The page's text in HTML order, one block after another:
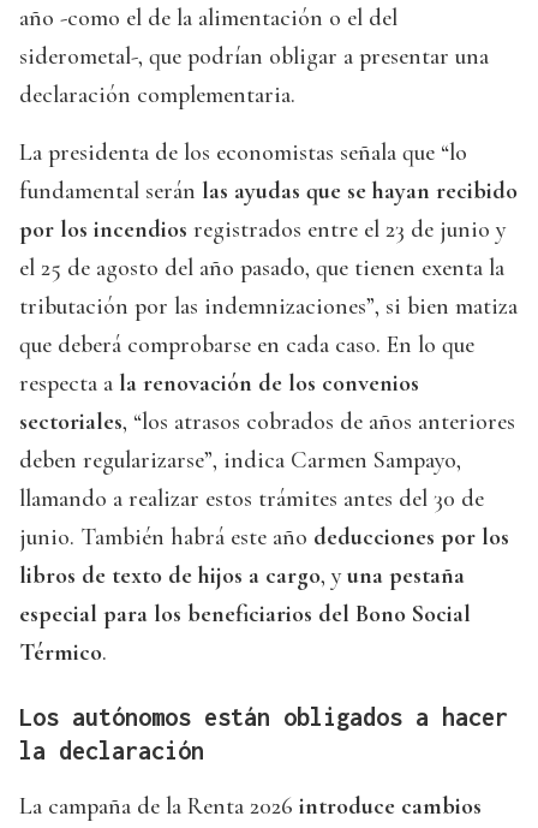
año -como el de la alimentación o el del
siderometal-, que podrían obligar a presentar una
declaración complementaria.
La presidenta de los economistas señala que “lo
fundamental serán las ayudas que se hayan recibido
por los incendios registrados entre el 23 de junio y
el 25 de agosto del año pasado, que tienen exenta la
tributación por las indemnizaciones”, si bien matiza
que deberá comprobarse en cada caso. En lo que
respecta a la renovación de los convenios
sectoriales, “los atrasos cobrados de años anteriores
deben regularizarse”, indica Carmen Sampayo,
llamando a realizar estos trámites antes del 30 de
junio. También habrá este año deducciones por los
libros de texto de hijos a cargo, yuna pestaña
especial para los beneficiarios del Bono Social
Térmico.
Los autónomos están obligados a hacer
la declaración
La campaña de la Renta 2026 introduce cambios